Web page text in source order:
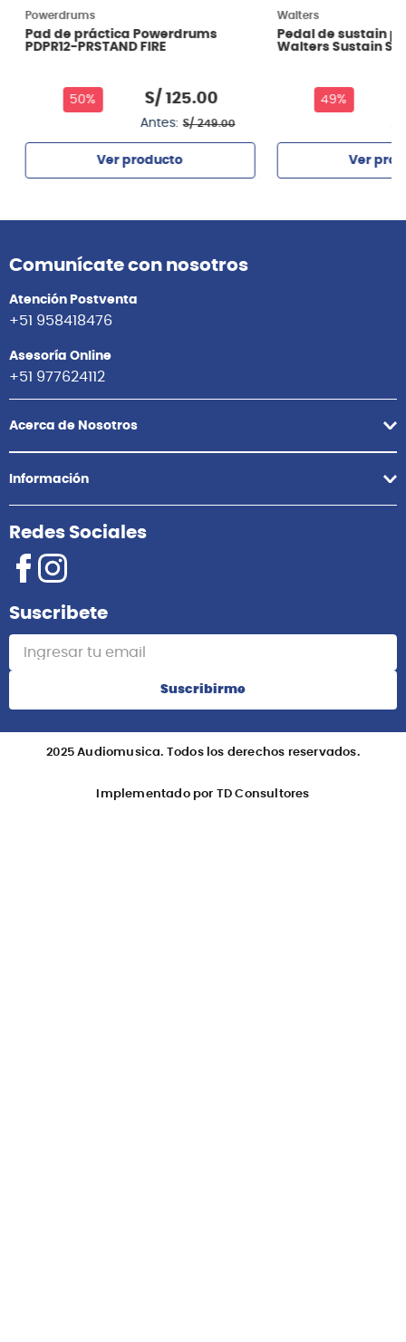
Powerdrums
Pad de práctica Powerdrums
PDPR12-PRSTAND FIRE
50% S/ 125.00
Antes: S/ 249.00
Ver producto
Walters
Pedal de sustain
Walters Sustain SV
49%
Ver
Comunícate con nosotros
Atención Postventa
+51 958418476
Asesoría Online
+51 977624112
Acerca de Nosotros
Información
Redes Sociales
Suscribete
Suscribirme
2025 Audiomusica. Todos los derechos reservados.
Implementado por TD Consultores